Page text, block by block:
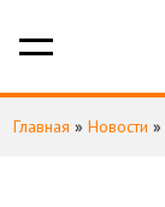
Главная » Новости »